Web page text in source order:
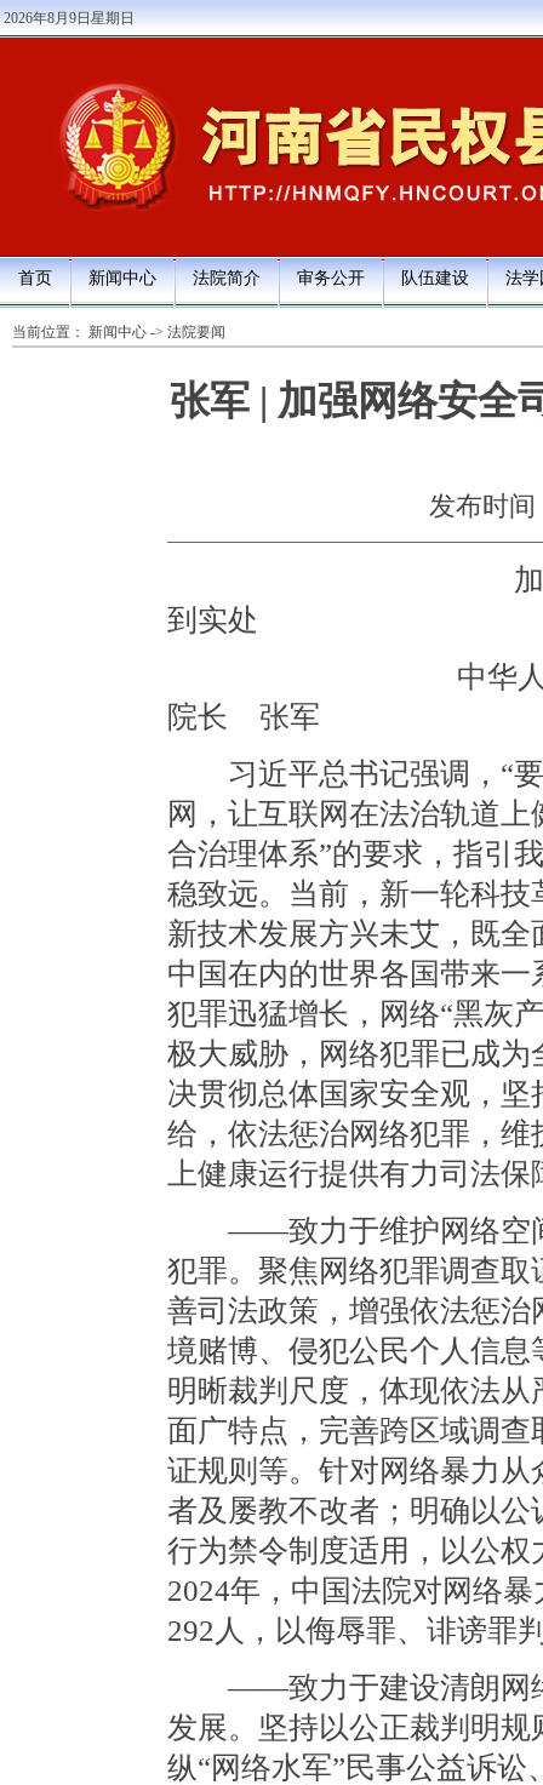
2026年8月9日星期日
首页 新闻中心 法院简介 审务公开 队伍建设 法学
当前位置： 新闻中心 -> 法院要闻
张军 | 加强网络安全
发布时间
加强网络安全
到实处
中华人民共和国
院长 张军
习近平总书记强调，“要
网，让互联网在法治轨道
合治理体系”的要求，指引
稳致远。当前，新一轮科
新技术发展方兴未艾，既
中国在内的世界各国带来
犯罪迅猛增长，网络“黑灰
极大威胁，网络犯罪已成
决贯彻总体国家安全观，
给，依法惩治网络犯罪，
上健康运行提供有力司法保
——致力于维护网络空间
犯罪。聚焦网络犯罪调查
善司法政策，增强依法惩
境赌博、侵犯公民个人信
明晰裁判尺度，体现依法
面广特点，完善跨区域调
证规则等。针对网络暴力
者及屡教不改者；明确以
行为禁令制度适用，以公
2024年，中国法院对网络
292人，以侮辱罪、诽谤罪
——致力于建设清朗网络
发展。坚持以公正裁判明
纵“网络水军”民事公益诉